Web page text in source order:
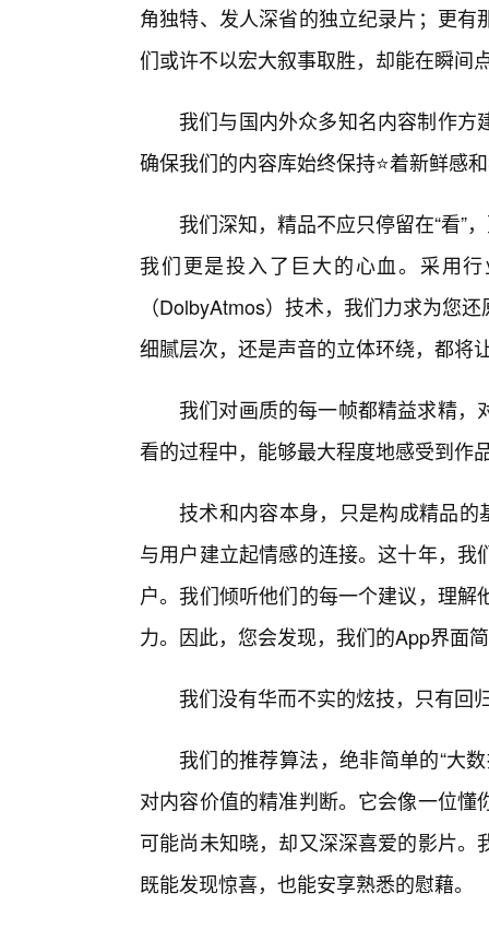
角独特、发人深省的独立纪录片；更
们或许不以宏大叙事取胜，却能在瞬间
我们与国内外众多知名内容制作
确保我们的内容库始终保持⭐着新鲜感
我们深知，精品不应只停留在“看”
我们更是投入了巨大的心血。采用
（DolbyAtmos）技术，我们力求为您
细腻层次，还是声音的立体环绕，都将
我们对画质的每一帧都精益求精
看的过程中，能够最大程度地感受到作
技术和内容本身，只是构成精品
与用户建立起情感的连接。这十年，
户。我们倾听他们的每一个建议，理
力。因此，您会发现，我们的App界面
我们没有华而不实的炫技，只有回
我们的推荐算法，绝非简单的“大
对内容价值的精准判断。它会像一位
可能尚未知晓，却又深深喜爱的影片
既能发现惊喜，也能安享熟悉的慰藉。